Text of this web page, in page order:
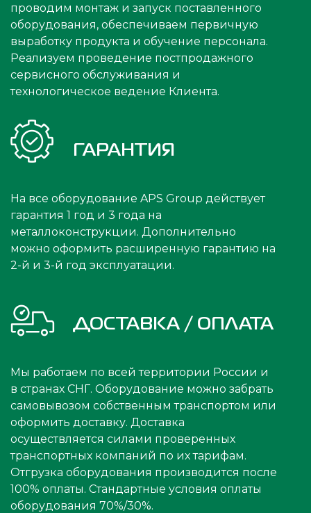
проводим монтаж и запуск поставленного
оборудования, обеспечиваем первичную
выработку продукта и обучение персонала.
Реализуем проведение постпродажного
сервисного обслуживания и
технологическое ведение Клиента.
ГАРАНТИЯ
На все оборудование APS Group действует
гарантия 1 год и 3 года на
металлоконструкции. Дополнительно
можно оформить расширенную гарантию на
2-й и 3-й год эксплуатации.
ДОСТАВКА / ОПЛАТА
Мы работаем по всей территории России и
в странах СНГ. Оборудование можно забрать
самовывозом собственным транспортом или
оформить доставку. Доставка
осуществляется силами проверенных
транспортных компаний по их тарифам.
Отгрузка оборудования производится после
100% оплаты. Стандартные условия оплаты
оборудования 70%/30%.